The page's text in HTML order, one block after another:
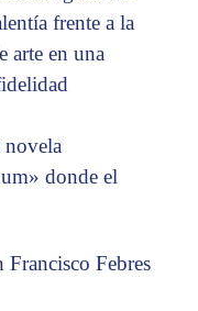
frente a la
arte en una
novela
donde el
Febres